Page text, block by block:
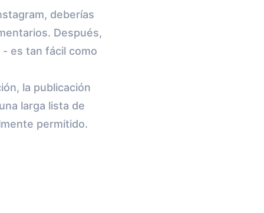
deberías
Después,
es tan fácil como
la publicación
larga lista de
permitido.